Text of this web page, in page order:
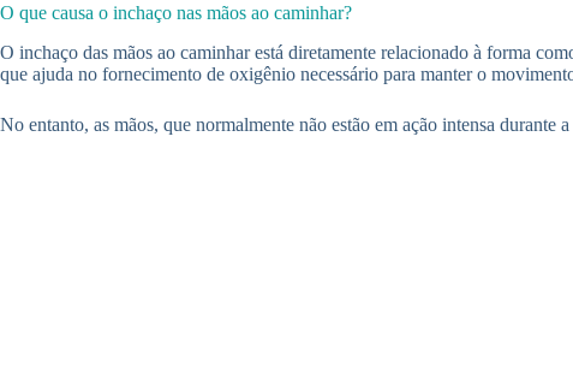
O que causa o inchaço nas mãos ao caminhar?
O inchaço das mãos ao caminhar está diretamente relacionado à forma
que ajuda no fornecimento de oxigênio necessário para manter o
No entanto, as mãos, que normalmente não estão em ação intensa